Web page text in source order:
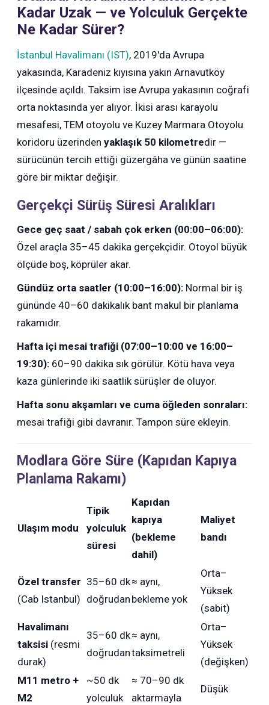
Kadar Uzak — ve Yolculuk Gerçekte
Ne Kadar Sürer?
İstanbul Havalimanı (IST), 2019'da Avrupa
yakasında, Karadeniz kıyısına yakın Arnavutköy
ilçesinde açıldı. Taksim ise Avrupa yakasının coğrafi
orta noktasında yer alıyor. İkisi arası karayolu
mesafesi, TEM otoyolu ve Kuzey Marmara Otoyolu
koridoru üzerindenyaklaşık 50 kilometredir —
sürücünün tercih ettiği güzergâha ve günün saatine
göre bir miktar değişir.
Gerçekçi Sürüş Süresi Aralıkları
Gece geç saat / sabah çok erken (00:00–06:00):
Özel araçla 35–45 dakika gerçekçidir. Otoyol büyük
ölçüde boş, köprüler akar.
Gündüz orta saatler (10:00–16:00): Normal bir iş
gününde 40–60 dakikalık bant makul bir planlama
rakamıdır.
Hafta içi mesai trafiği (07:00–10:00 ve 16:00–
19:30): 60–90 dakika sık görülür. Kötü hava veya
kaza günlerinde iki saatlik sürüşler de oluyor.
Hafta sonu akşamları ve cuma öğleden sonraları:
mesai trafiği gibi davranır. Tampon süre ekleyin.
Modlara Göre Süre (Kapıdan Kapıya
Planlama Rakamı)
Ulaşım modu
Tipik
yolculuk
süresi
Kapıdan
kapıya
(bekleme
dahil)
Maliyet
bandı
Özel transfer
(Cab Istanbul)
35–60 dk
doğrudan
≈ aynı,
bekleme yok
Orta–
Yüksek
(sabit)
Havalimanı
taksisi (resmi
durak)
35–60 dk
doğrudan
≈ aynı,
taksimetreli
Orta–
Yüksek
(değişken)
M11 metro +
M2
~50 dk
yolculuk
≈ 70–90 dk
aktarmayla
Düşük